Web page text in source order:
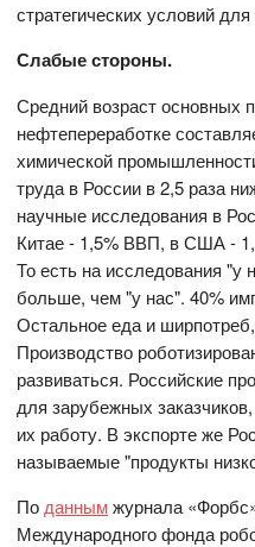
стратегических условий
Слабые стороны.
Средний возраст основных
нефтепереработке
химической
труда в России в 2,5 раза
научные исследования в
Китае - 1,5% ВВП, в США -
То есть на исследования "у
больше, чем "у нас". 40%
Остальное еда и
Производство
развиваться. Российские
для зарубежных
их работу. В экспорте же
называемые "продукты
По даннымжурнала
Международного фонда